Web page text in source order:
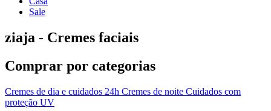
Sale
ziaja - Cremes faciais
Comprar por categorias
Cremes de dia e cuidados 24h Cremes de noite Cuidados com
proteção UV